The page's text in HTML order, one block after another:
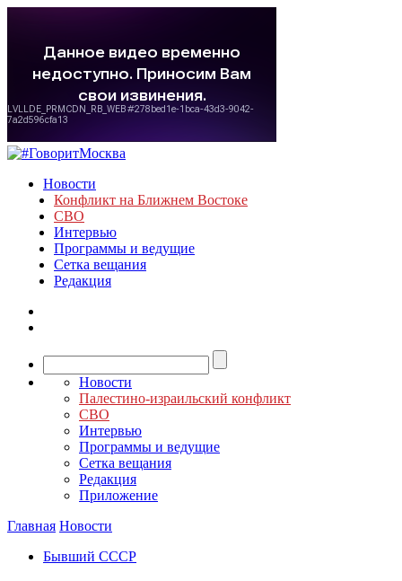
Новости
Конфликт на Ближнем Востоке
СВО
Интервью
Программы и ведущие
Сетка вещания
Редакция
Новости
Палестино-израильский конфликт
СВО
Интервью
Программы и ведущие
Сетка вещания
Редакция
Приложение
Главная Новости
Бывший СССР